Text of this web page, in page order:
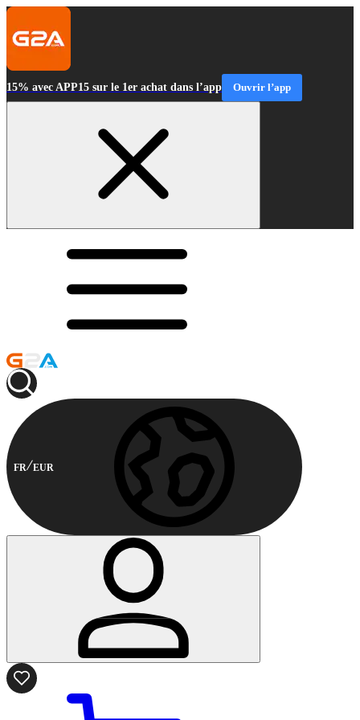
15% avec APP15 sur le 1er achat dans l’app Ouvrir l’app
FR EUR